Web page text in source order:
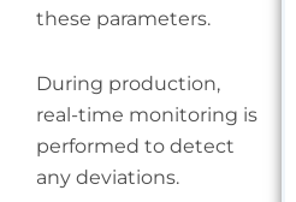
these parameters.
During production,
real-time monitoring is
performed to detect
any deviations.